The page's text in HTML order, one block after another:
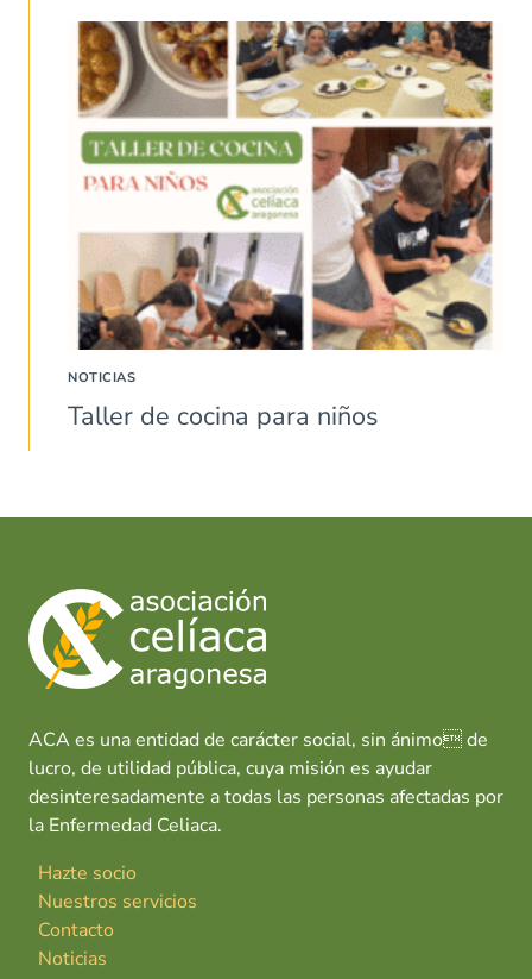
NOTICIAS
Taller de cocina para niños
ACA es una entidad de carácter social, sin ánimo de
lucro, de utilidad pública, cuya misión es ayudar
desinteresadamente a todas las personas afectadas por
la Enfermedad Celiaca.
Hazte socio
Nuestros servicios
Contacto
Noticias